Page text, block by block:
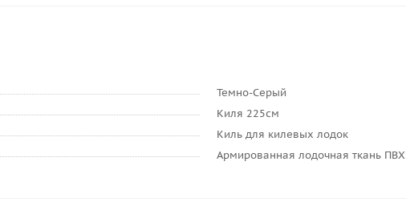
Темно-Серый
Киля 225см
Киль для килевых лодок
Армированная лодочная ткань ПВХ